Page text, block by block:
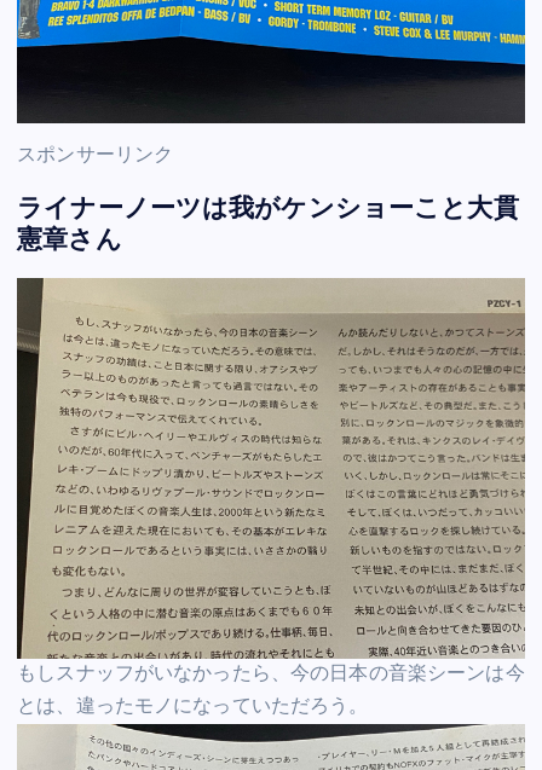
スポンサーリンク
ライナーノーツは我がケンショーこと大貫
憲章さん
もしスナッフがいなかったら、今の日本の音楽シーンは今
とは、違ったモノになっていただろう。